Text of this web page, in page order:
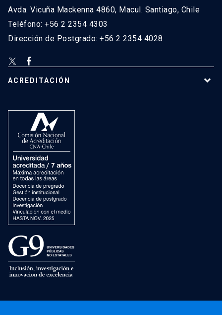
Avda. Vicuña Mackenna 4860, Macul. Santiago, Chile
Teléfono: +56 2 2354 4303
Dirección de Postgrado: +56 2 2354 4028
ACREDITACIÓN